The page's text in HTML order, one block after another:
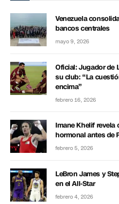
Venezuela
bancos centrales
mayo 9, 2026
Oficial: Jugador de
su club: “La
encima”
febrero 16, 2026
Imane Khelif revela
hormonal antes de
febrero 5, 2026
LeBron James y
en el All-Star
febrero 4, 2026